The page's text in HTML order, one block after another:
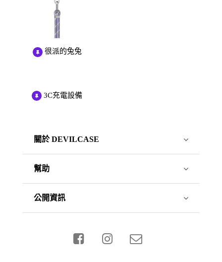
很派的兔兔
3C充電設備
關於 DEVILCASE
幫助
公開資訊